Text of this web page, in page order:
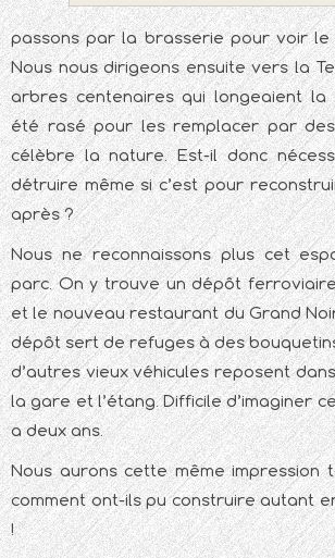
passons par la brasserie pour voir le
Nous nous dirigeons ensuite vers la
arbres centenaires qui longeaient
été rasé pour les remplacer par
célèbre la nature. Est-il donc
détruire même si c’est pour
après ?
Nous ne reconnaissons plus cet
parc. On y trouve un dépôt
et le nouveau restaurant du Grand
dépôt sert de refuges à des
d’autres vieux véhicules reposent
la gare et l’étang. Difficile d’imaginer
a deux ans.
Nous aurons cette même impression
comment ont-ils pu construire autant
!